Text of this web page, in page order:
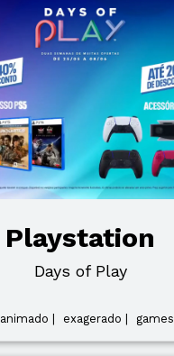
Playstation
Days of Play
animado | exagerado | games